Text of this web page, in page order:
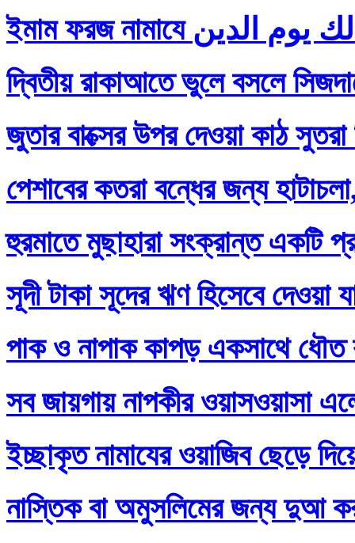
দ্বিতীয় রাকাআতে ভুলে বসলে
জুতার বাক্সের উপর দেওয়া কাঠ সুতরা
পেশাবের কতরা বন্ধের জন্য
হুরমাতে মুছাহারা সংক্রান্ত একটি
সূদী টাকা সূদের ঋণ হিসেবে দেওয়া
পাক ও নাপাক কাপড় একসাথে ধৌত
সব জায়গায় নাপকীর ওয়াসওয়াসা
ইচ্ছাকৃত নামাযের ওয়াজিব ছেড়ে
নাস্তিক বা অমুসলিমের জন্য দুআ